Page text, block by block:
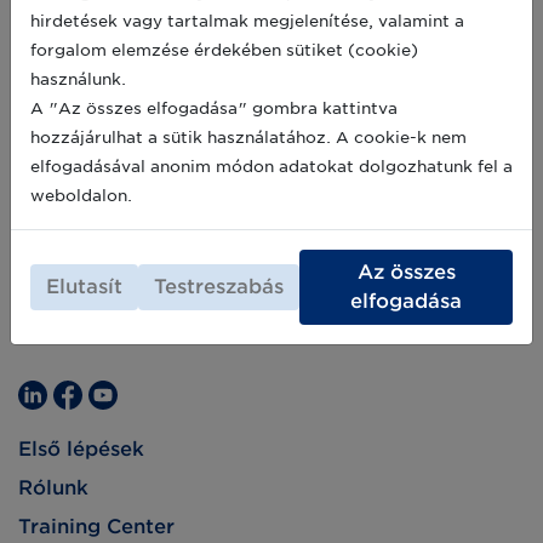
Első lépések
Rólunk
Training Center
hirdetések vagy tartalmak megjelenítése, valamint a
forgalom elemzése érdekében sütiket (cookie)
használunk.
A "Az összes elfogadása" gombra kattintva
hozzájárulhat a sütik használatához. A cookie-k nem
elfogadásával anonim módon adatokat dolgozhatunk fel a
weboldalon.
Elutasít Testreszabás
Az összes
elfogadása